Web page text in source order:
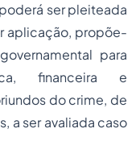
ser pleiteada
aplicação, propõe-
para
financeira e
do crime, de
a ser avaliada caso